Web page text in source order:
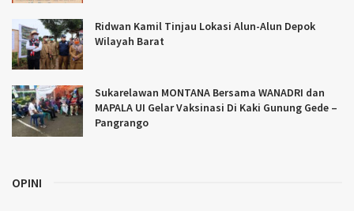
Ridwan Kamil Tinjau Lokasi Alun-Alun Depok
Wilayah Barat
Sukarelawan MONTANA Bersama WANADRI dan
MAPALA UI Gelar Vaksinasi Di Kaki Gunung Gede –
Pangrango
OPINI